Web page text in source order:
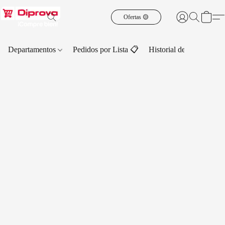
Ofertas 🟡
Departamentos Pedidos por Lista 📋 Historial de Pedidos